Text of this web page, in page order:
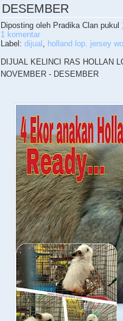
DESEMBER
Diposting oleh Pradika Clan pukul
1 komentar
Label: dijual , holland lop. jersey
DIJUAL KELINCI RAS HOLLAN
NOVEMBER - DESEMBER